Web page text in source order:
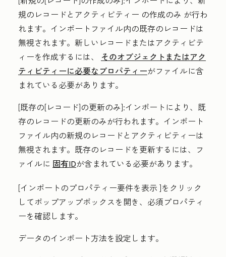
規のレコードとアクティビティー の作成のみ が行わ
れます。インポートファイル内の既存のレコードは
無視されます。新しいレコードまたはアクティビテ
ィーを作成するには、 そのオブジェクトまたはアク
ティビティーに必要なプロパティーがファイルに含
まれている必要があります。
[既存の[レコード]の更新のみ]:インポートにより、既
存のレコードの更新のみが行われます。インポート
ファイル内の新規のレコードとアクティビティーは
無視されます。既存のレコードを更新するには、フ
ァイルに 固有IDが含まれている必要があります。
[インポートのプロパティー要件を表示 ]をクリック
してポップアップボックスを開き、必須プロパティ
ーを確認します。
データのインポート方法を設定します。